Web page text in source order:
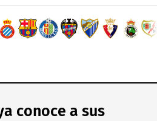
conoce a sus